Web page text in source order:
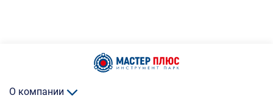
О компании